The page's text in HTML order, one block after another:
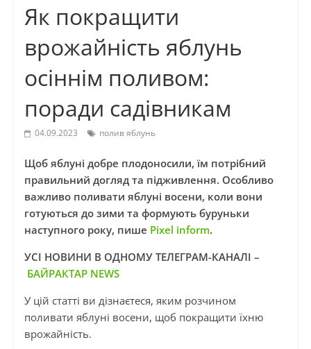
Як покращити
врожайність яблунь
осіннім поливом:
поради садівникам
04.09.2023 полив яблунь
Щоб яблуні добре плодоносили, їм потрібний
правильний догляд та підживлення. Особливо
важливо поливати яблуні восени, коли вони
готуються до зими та формують буруньки
наступного року, пише Pixel inform.
УСІ НОВИНИ В ОДНОМУ ТЕЛЕГРАМ-КАНАЛІ –
БАЙРАКТАР NEWS
У цій статті ви дізнаєтеся, яким розчином
поливати яблуні восени, щоб покращити їхню
врожайність.